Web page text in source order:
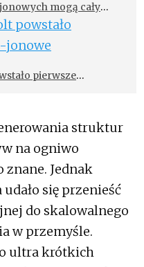
mogą cały
pierwsze
struktur
na ogniwo
znane. Jednak
się przenieść
do skalowalnego
w przemyśle.
ultra krótkich